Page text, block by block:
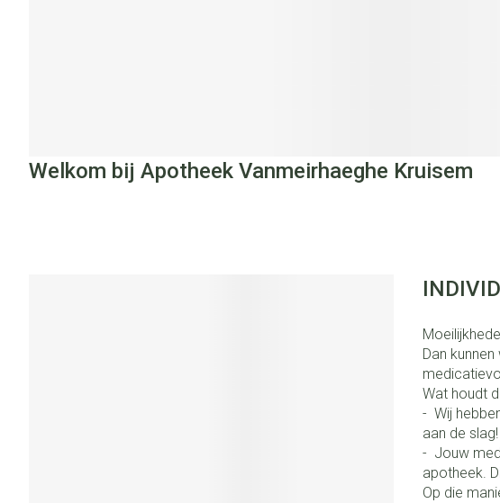
Welkom bij Apotheek Vanmeirhaeghe Kruisem
Dan
Wat houdt
- Wij
aan de slag!
- Jouw
apotheek.
Op die